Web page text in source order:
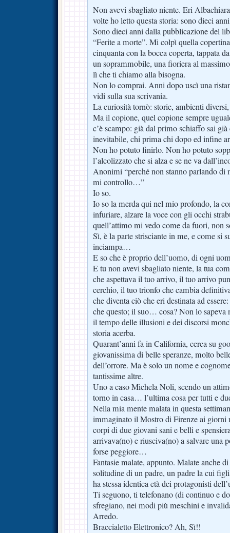
Non avevi sbagliato niente. Eri
volte ho letto questa storia: sono dieci
Sono dieci anni dalla pubblicazione del
“Ferite a morte”. Mi colpì quella
cinquanta con la bocca coperta, tappata
un soprammobile, una fioriera al
lì che ti chiamo alla bisogna.
Non lo comprai. Anni dopo uscì una
vidi sulla sua scrivania.
La curiosità tornò: storie, ambienti
Ma il copione, quel copione sempre
c’è scampo: già dal primo schiaffo sai
inevitabile, chi prima chi dopo ed infine
Non ho potuto finirlo. Non ho potuto
l’alcolizzato che si alza e se ne va
Anonimi “perché non stanno parlando di
mi controllo…”
Io so.
Io so la merda qui nel mio profondo, la
infuriare, alzare la voce con gli occhi
quell’attimo mi vedo come da fuori, non
Sì, è la parte strisciante in me, e come si
inciampa…
E so che è proprio dell’uomo, di ogni
E tu non avevi sbagliato niente, la tua
che aspettava il tuo arrivo, il tuo arrivo
cerchio, il tuo trionfo che cambia
che diventa ciò che eri destinata ad
che questo; il suo… cosa? Non lo sapeva
il tempo delle illusioni e dei discorsi
storia acerba.
Quarant’anni fa in California, cerca su
giovanissima di belle speranze, molto
dell’orrore. Ma è solo un nome e
tantissime altre.
Uno a caso Michela Noli, scendo un
torno in casa… l’ultima cosa per tutti e
Nella mia mente malata in questa
immaginato il Mostro di Firenze ai giorni
corpi di due giovani sani e belli e
arrivava(no) e riusciva(no) a salvare una
forse peggiore…
Fantasie malate, appunto. Malate anche
solitudine di un padre, un padre la cui
ha stessa identica età dei protagonisti
Ti seguono, ti telefonano (di continuo e
sfregiano, nei modi più meschini e
Arredo.
Braccialetto Elettronico? Ah, Sì!!